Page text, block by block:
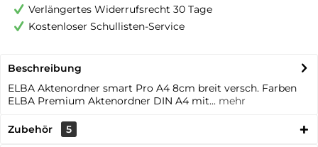
Verlängertes Widerrufsrecht 30 Tage
Kostenloser Schullisten-Service
Beschreibung
ELBA Aktenordner smart Pro A4 8cm breit versch. Farben
ELBA Premium Aktenordner DIN A4 mit... mehr
Zubehör 5